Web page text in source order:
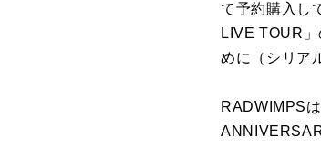
て予約購入し
LIVE TOUR
めに（シリア
RADWIMPS